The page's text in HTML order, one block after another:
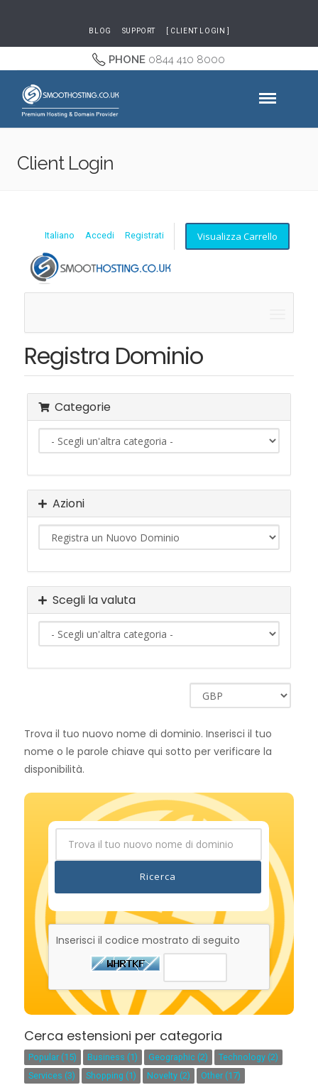
BLOG SUPPORT [ CLIENT LOGIN ]
PHONE 0844 410 8000
Client Login
Italiano Accedi Registrati Visualizza Carrello
Registra Dominio
Categorie
Azioni
Scegli la valuta
Trova il tuo nuovo nome di dominio. Inserisci il tuo
nome o le parole chiave qui sotto per verificare la
disponibilità.
Ricerca
Inserisci il codice mostrato di seguito
Cerca estensioni per categoria
Popular (15) Business (1) Geographic (2)
Technology (2)
Services (3)
Shopping (1) Novelty (2) Other (17)